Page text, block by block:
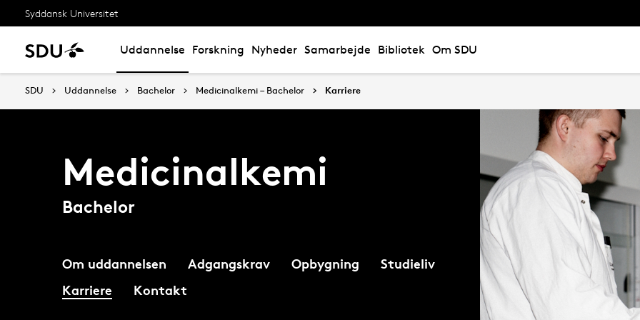
Syddansk Universitet
Uddannelse Forskning Nyheder Samarbejde Bibliotek Om SDU
SDU Uddannelse Bachelor Medicinalkemi – Bachelor Karriere
Medicinalkemi
Bachelor
Om uddannelsen Adgangskrav Opbygning
Studieliv
Karriere
Kontakt